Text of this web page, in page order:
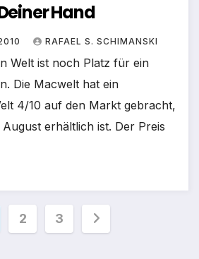
Hand
RAFAEL S. SCHIMANSKI
Welt ist noch Platz für ein
Die Macwelt hat ein
4/10 auf den Markt gebracht,
erhältlich ist. Der Preis
2 3